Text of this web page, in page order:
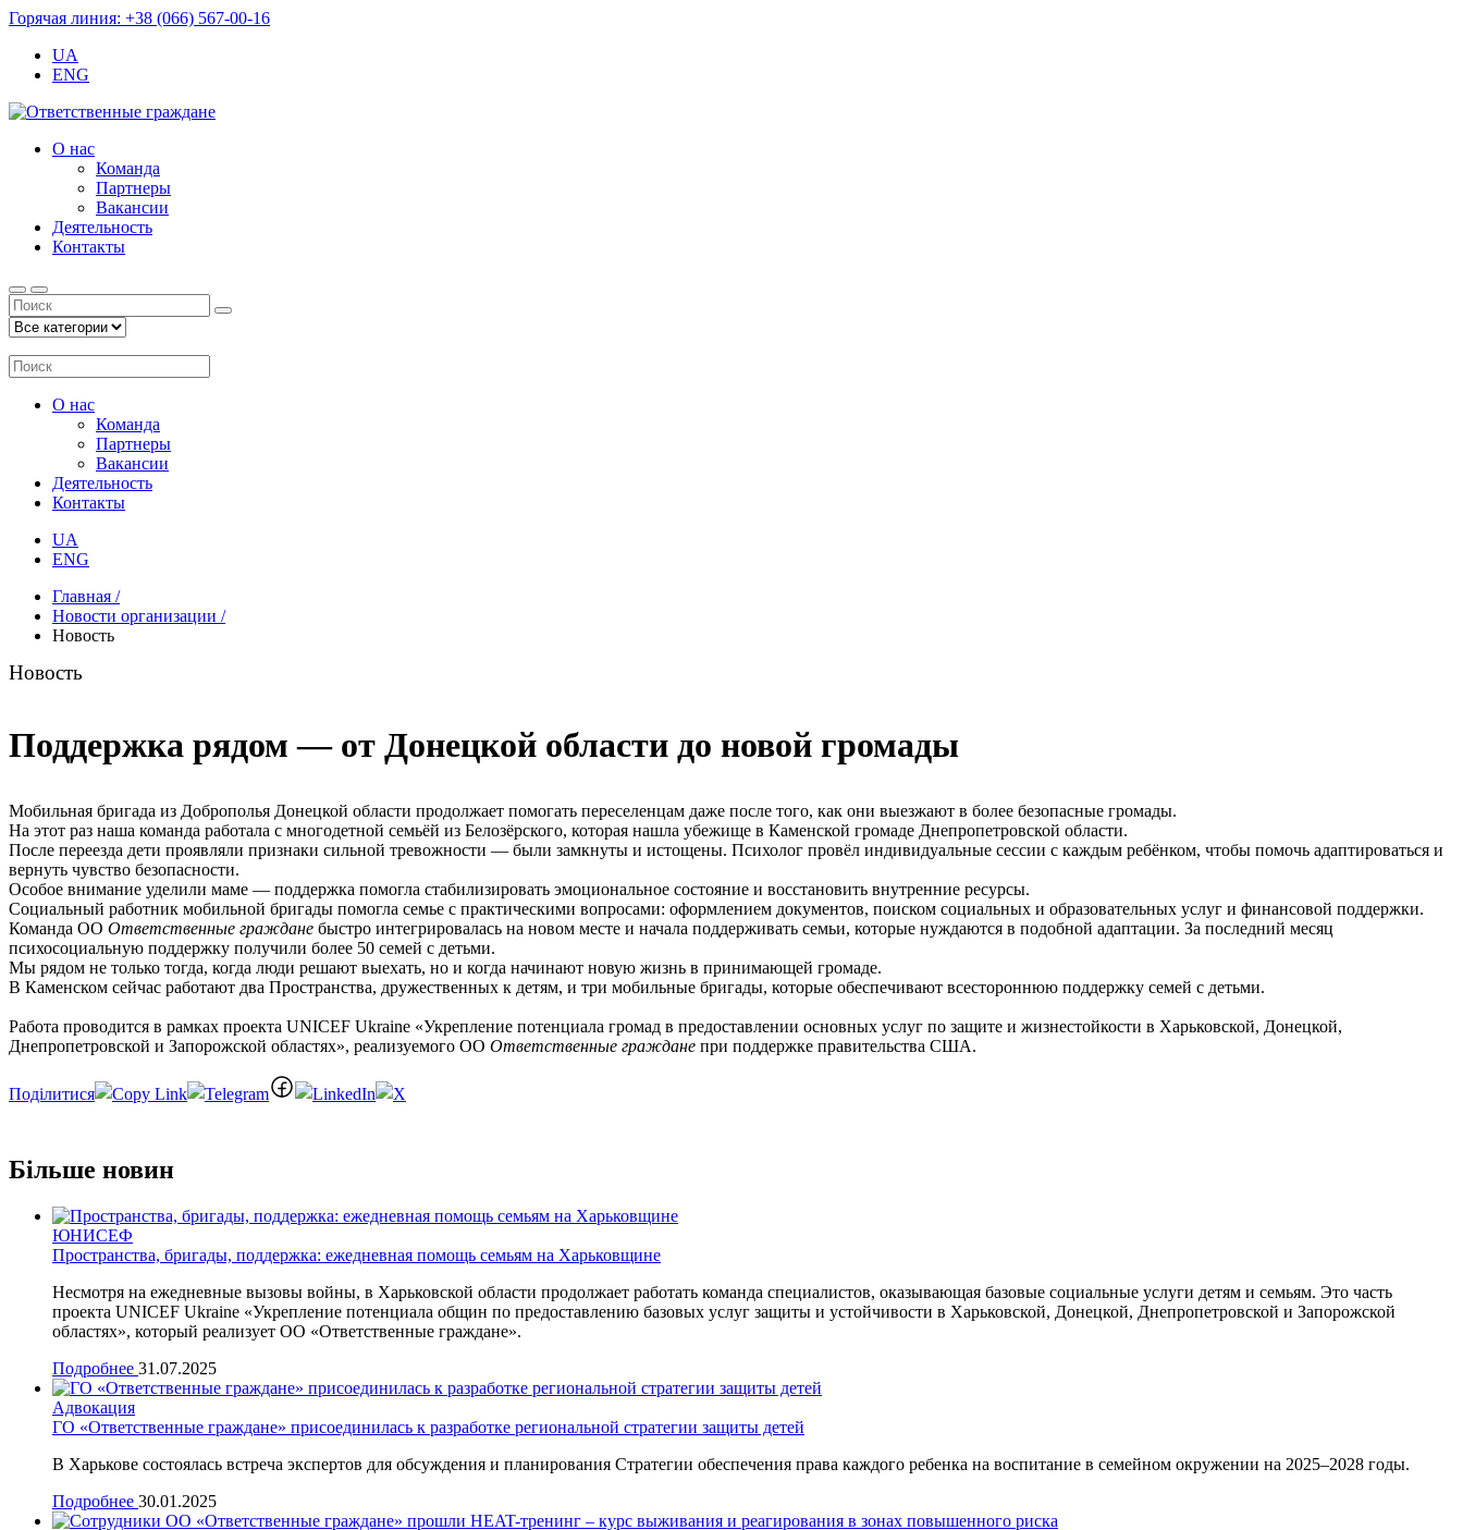
Горячая линия: +38 (066) 567-00-16
UA
ENG
О нас
Команда
Партнеры
Вакансии
Деятельность
Контакты
О нас
Команда
Партнеры
Вакансии
Деятельность
Контакты
UA
ENG
Главная /
Новости организации /
Новость
Новость
Поддержка рядом — от Донецкой области до новой громады
Мобильная бригада из Доброполья Донецкой области продолжает помогать переселенцам даже после того, как они выезжают в более безопасные громады.
На этот раз наша команда работала с многодетной семьёй из Белозёрского, которая нашла убежище в Каменской громаде Днепропетровской области.
После переезда дети проявляли признаки сильной тревожности — были замкнуты и истощены. Психолог провёл индивидуальные сессии с каждым ребёнком, чтобы помочь адаптироваться и
вернуть чувство безопасности.
Особое внимание уделили маме — поддержка помогла стабилизировать эмоциональное состояние и восстановить внутренние ресурсы.
Социальный работник мобильной бригады помогла семье с практическими вопросами: оформлением документов, поиском социальных и образовательных услуг и финансовой поддержки.
Команда ОО Ответственные граждане быстро интегрировалась на новом месте и начала поддерживать семьи, которые нуждаются в подобной адаптации. За последний месяц
психосоциальную поддержку получили более 50 семей с детьми.
Мы рядом не только тогда, когда люди решают выехать, но и когда начинают новую жизнь в принимающей громаде.
В Каменском сейчас работают два Пространства, дружественных к детям, и три мобильные бригады, которые обеспечивают всестороннюю поддержку семей с детьми.
Работа проводится в рамках проекта UNICEF Ukraine «Укрепление потенциала громад в предоставлении основных услуг по защите и жизнестойкости в Харьковской, Донецкой,
Днепропетровской и Запорожской областях», реализуемого ОО Ответственные граждане при поддержке правительства США.
Більше новин
ЮНИСЕФ
Пространства, бригады, поддержка: ежедневная помощь семьям на Харьковщине
Несмотря на ежедневные вызовы войны, в Харьковской области продолжает работать команда специалистов, оказывающая базовые социальные услуги детям и семьям. Это часть
проекта UNICEF Ukraine «Укрепление потенциала общин по предоставлению базовых услуг защиты и устойчивости в Харьковской, Донецкой, Днепропетровской и Запорожской
областях», который реализует ОО «Ответственные граждане».
Подробнее 31.07.2025
Адвокация
ГО «Ответственные граждане» присоединилась к разработке региональной стратегии защиты детей
В Харькове состоялась встреча экспертов для обсуждения и планирования Стратегии обеспечения права каждого ребенка на воспитание в семейном окружении на 2025–2028 годы.
Подробнее 30.01.2025